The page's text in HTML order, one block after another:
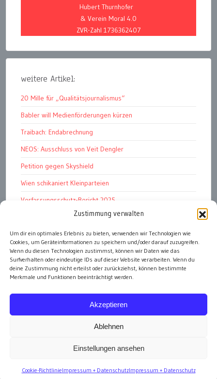
Zustimmung verwalten
Um dir ein optimales Erlebnis zu bieten, verwenden wir Technologien wie
Cookies, um Geräteinformationen zu speichern und/oder darauf zuzugreifen.
Wenn du diesen Technologien zustimmst, können wir Daten wie das
Surfverhalten oder eindeutige IDs auf dieser Website verarbeiten. Wenn du
deine Zustimmung nicht erteilst oder zurückziehst, können bestimmte
Merkmale und Funktionen beeinträchtigt werden.
Akzeptieren
Ablehnen
Einstellungen ansehen
Cookie-RichtlinieImpressum + DatenschutzImpressum + Datenschutz
Hubert Thurnhofer
& Verein Moral 4.0
ZVR-Zahl 1736362407
weitere Artikel:
20 Mille für „Qualitätsjournalismus“
Babler will Medienförderungen kürzen
Traibach: Endabrechnung
NEOS: Ausschluss von Veit Dengler
Petition gegen Skyshield
Wien schikaniert Kleinparteien
Verfassungsschutz-Bericht 2025
Ziel: endloser Krieg
110 statt 90 Mille Medienförderung
Strafen für „Integrations-Verweigerer“
alle Artikel
Impressum